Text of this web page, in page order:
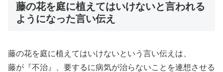
藤の花を庭に植えてはいけないと言われる
ようになった言い伝え
藤の花を庭に植えてはいけないという言い伝えは、
藤が『不治』、要するに病気が治らないことを連想させる